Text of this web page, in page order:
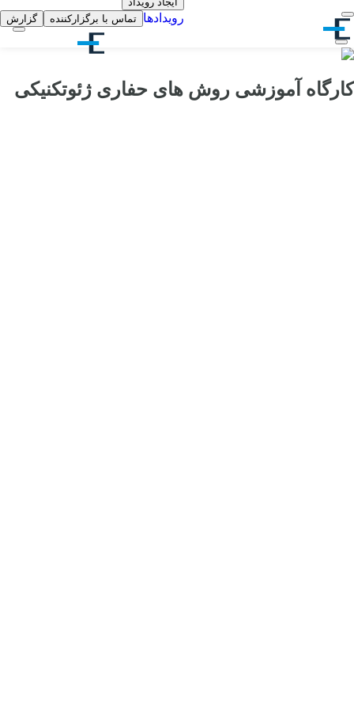
رویدادها تماس با برگزارکننده گزارش
کارگاه آموزشی روش های حفاری ژئوتکنیکی